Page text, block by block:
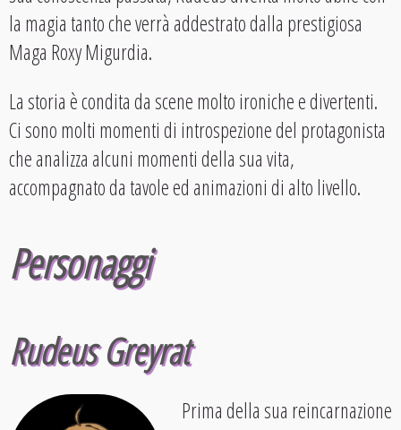
la magia tanto che verrà addestrato dalla prestigiosa
Maga Roxy Migurdia.
La storia è condita da scene molto ironiche e divertenti.
Ci sono molti momenti di introspezione del protagonista
che analizza alcuni momenti della sua vita,
accompagnato da tavole ed animazioni di alto livello.
Personaggi
Rudeus Greyrat
Prima della sua reincarnazione